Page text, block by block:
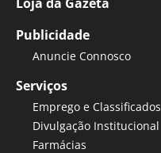
Publicidade
Anuncie Connosco
Serviços
Emprego e Classificados
Divulgação Institucional
Farmácias